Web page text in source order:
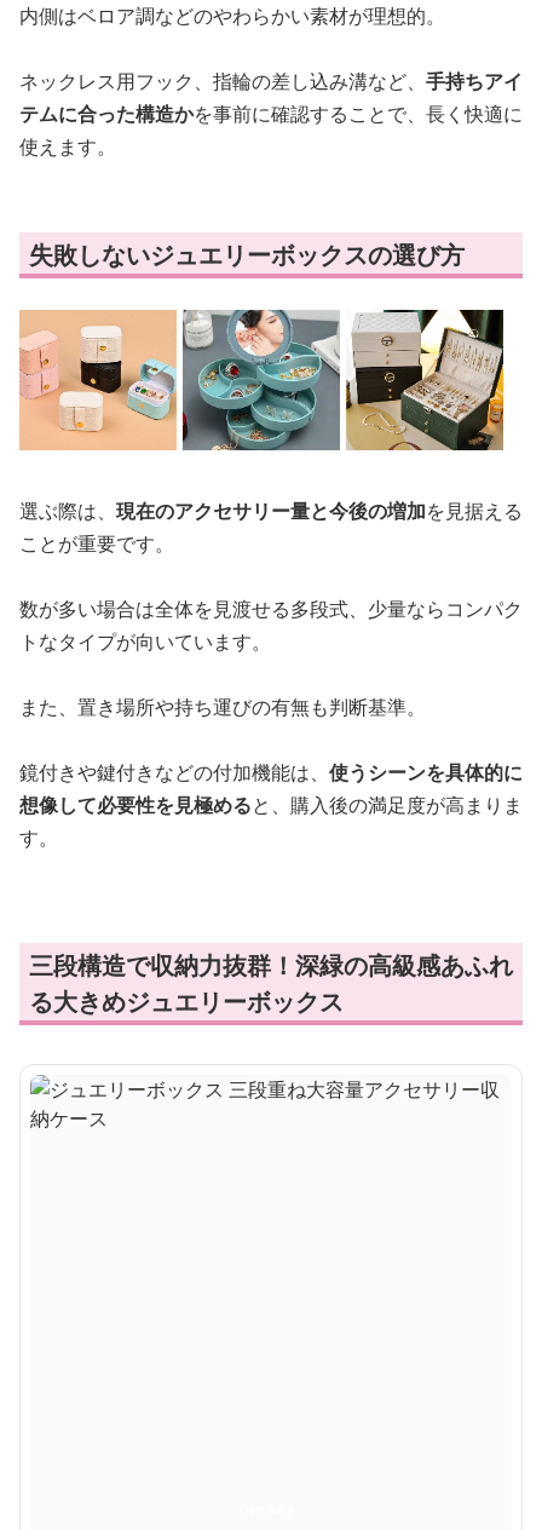
内側はベロア調などのやわらかい素材が理想的。
ネックレス用フック、指輪の差し込み溝など、 手持ちアイ
テムに合った構造かを事前に確認することで、長く快適に
使えます。
失敗しないジュエリーボックスの選び方
選ぶ際は、 現在のアクセサリー量と今後の増加を見据える
ことが重要です。
数が多い場合は全体を見渡せる多段式、少量ならコンパク
トなタイプが向いています。
また、置き場所や持ち運びの有無も判断基準。
鏡付きや鍵付きなどの付加機能は、 使うシーンを具体的に
想像して必要性を見極めると、購入後の満足度が高まりま
す。
三段構造で収納力抜群！深緑の高級感あふれ
る大きめジュエリーボックス